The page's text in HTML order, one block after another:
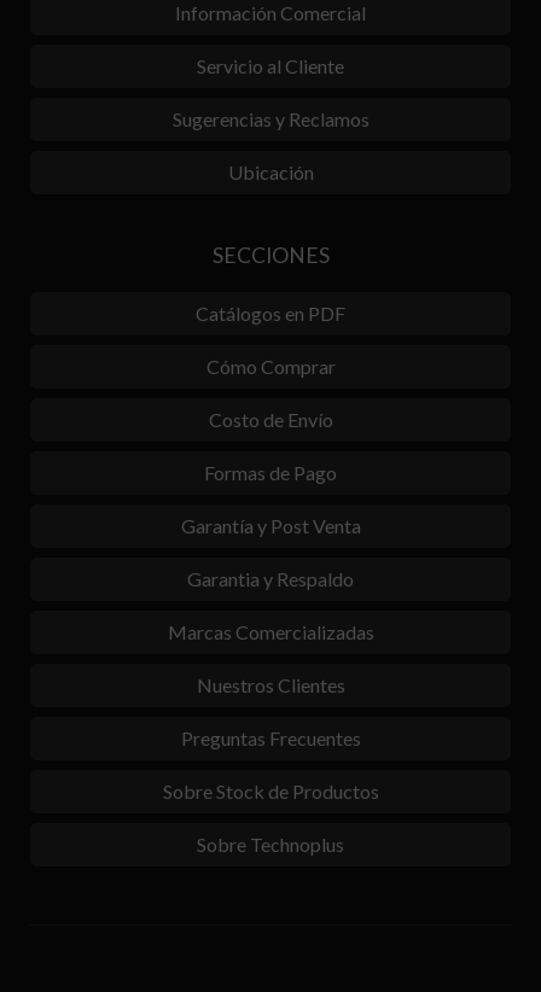
Información Comercial
Servicio al Cliente
Sugerencias y Reclamos
Ubicación
SECCIONES
Catálogos en PDF
Cómo Comprar
Costo de Envío
Formas de Pago
Garantía y Post Venta
Garantia y Respaldo
Marcas Comercializadas
Nuestros Clientes
Preguntas Frecuentes
Sobre Stock de Productos
Sobre Technoplus